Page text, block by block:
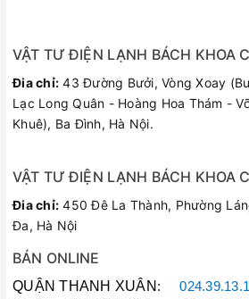
VẬT TƯ ĐIỆN LẠNH BÁCH KHOA
Đia chỉ: 43 Đường Bưởi, Vòng Xoay
Lạc Long Quân - Hoàng Hoa Thám -
Khuê), Ba Đình, Hà Nội.
VẬT TƯ ĐIỆN LẠNH BÁCH KHOA
Đia chỉ: 450 Đê La Thành, Phường
Đa, Hà Nội
BÁN ONLINE
QUẬN THANH XUÂN :